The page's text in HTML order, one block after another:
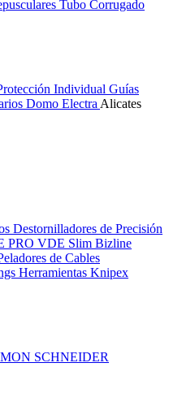
Tubo Corrugado
Individual Guías
Domo Electra Alicates
Destornilladores de Precisión
PRO VDE Slim Bizline
de Cables
Herramientas Knipex
SCHNEIDER